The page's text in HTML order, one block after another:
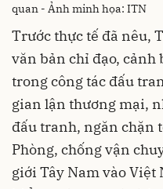
quan - Ảnh minh họa: ITN
Trước thực tế đã nêu,
văn bản chỉ đạo, cảnh
trong công tác đấu
gian lận thương mại,
đấu tranh, ngăn chặn
Phòng, chống vận
giới Tây Nam vào Việt